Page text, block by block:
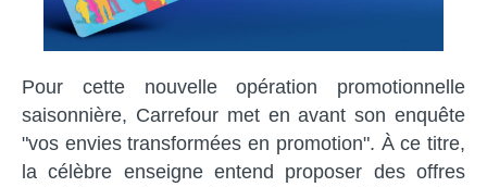
Pour cette nouvelle opération promotionnelle
saisonnière, Carrefour met en avant son enquête
"vos envies transformées en promotion". À ce titre,
la célèbre enseigne entend proposer des offres